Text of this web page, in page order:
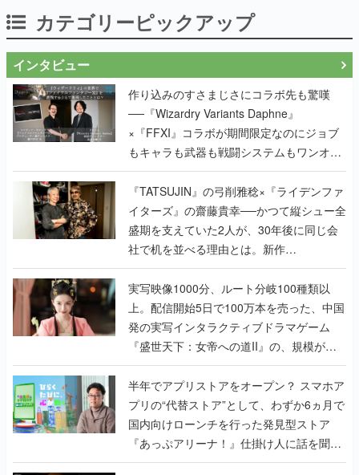
カテゴリーピックアップ
インタビュー
作り込みのすさまじさにコラボ先も驚嘆
──『Wizardry Variants Daphne』
×『FFXI』コラボが期間限定なのにジョブ
もキャラも武器も戦闘システムもワンオフ
で作り込まれた理由を両ディレクターに聞
く
『TATSUJIN』の弓削雅稔×『ライデンファ
イターズ』の齋藤貴幸──かつて縦シュー全
盛期を支えていた2人が、30年後に同じ会
社で机を並べる理由とは。新作
『TATSUJIN EXTREME』で初タッグを組
んだレジェンド2人に訊く開発秘話
実写映像1000分、ルート分岐100種類以
上。配信開始5日で100万本を売った、中国
発の実写インタラクティブドラマゲーム
『盛世天下：女帝への道II』の、規模が違
うこだわりをプロデューサーに聞いた
半年でアプリストアをオープン？ スマホア
プリの“代替ストア”として、わずか6ヵ月で
国内向けローンチを行った発見型ストア
『あっぷアリーナ！』仕掛け人に話を聞い
てみた